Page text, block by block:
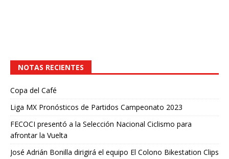
NOTAS RECIENTES
Copa del Café
Liga MX Pronósticos de Partidos Campeonato 2023
FECOCI presentó a la Selección Nacional Ciclismo para
afrontar la Vuelta
José Adrián Bonilla dirigirá el equipo El Colono Bikestation Clips